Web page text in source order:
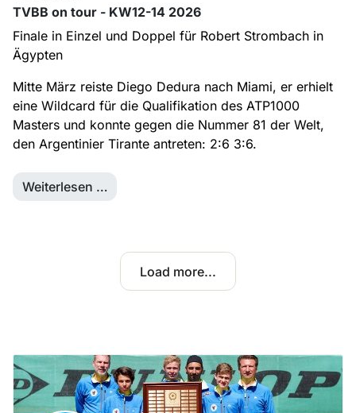
TVBB on tour - KW12-14 2026
Finale in Einzel und Doppel für Robert Strombach in
Ägypten
Mitte März reiste Diego Dedura nach Miami, er erhielt
eine Wildcard für die Qualifikation des ATP1000
Masters und konnte gegen die Nummer 81 der Welt,
den Argentinier Tirante antreten: 2:6 3:6.
Weiterlesen …
Load more...